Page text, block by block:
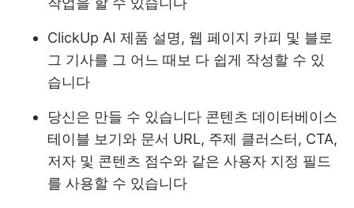
ClickUp AI 제품 설명, 웹 페이지 카피 및 블로
그 기사를 그 어느 때보 다 쉽게 작성할 수 있
습니다
당신은 만들 수 있습니다 콘텐츠 데이터베이스
테이블 보기와 문서 URL, 주제 클러스터, CTA,
저자 및 콘텐츠 점수와 같은 사용자 지정 필드
를 사용할 수 있습니다